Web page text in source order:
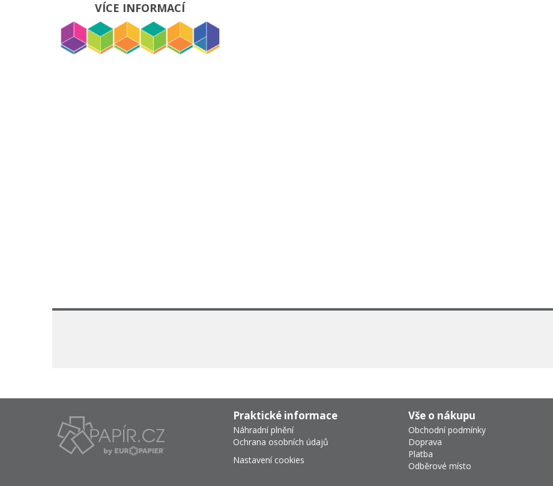
VÍCE INFORMACÍ
Vše o nákupu
Obchodní podmínky
Doprava
Platba
Odběrové místo
Praktické informace
Náhradní plnění
Ochrana osobních údajů
Nastavení cookies